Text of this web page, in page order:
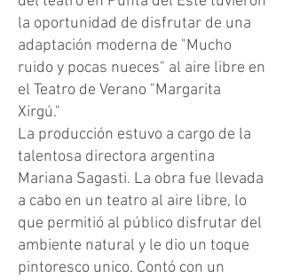
la oportunidad de disfrutar de una
adaptación moderna de "Mucho
ruido y pocas nueces" al aire libre en
el Teatro de Verano "Margarita
Xirgú."
La producción estuvo a cargo de la
talentosa directora argentina
Mariana Sagasti. La obra fue llevada
a cabo en un teatro al aire libre, lo
que permitió al público disfrutar del
ambiente natural y le dio un toque
pintoresco unico. Contó con un